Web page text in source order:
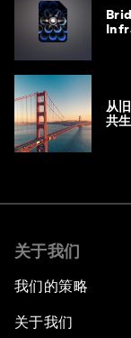
从
共生
关于我们
我们的策略
关于我们